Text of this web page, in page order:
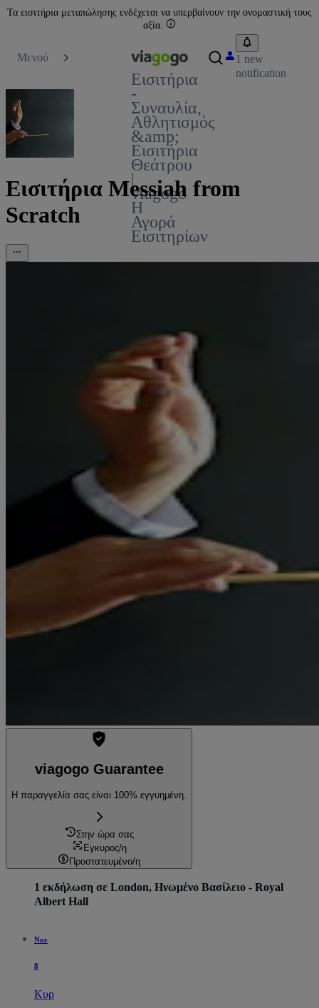
Τα εισιτήρια μεταπώλησης ενδέχεται να υπερβαίνουν την ονομαστική τους
αξία.
Μενού
Εισιτήρια
-
Συναυλία,
Αθλητισμός
&amp;
Εισιτήρια
Θεάτρου
|
viagogo
Η
Αγορά
Εισιτηρίων
1 new
notification
Εισιτήρια Messiah from
Scratch
viagogo Guarantee
Η παραγγελία σας είναι 100% εγγυημένη.
Στην ώρα σας
Εγκυρος/η
Προστατευμένο/η
1 εκδήλωση σε London, Ηνωμένο Βασίλειο - Royal
Albert Hall
Νοε
8
Κυρ